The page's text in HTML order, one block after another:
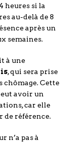
heures si la
au-delà de 8
après un
semaines.
à une
, qui sera prise
chômage. Cette
avoir un
car elle
de référence.
n’a pas à